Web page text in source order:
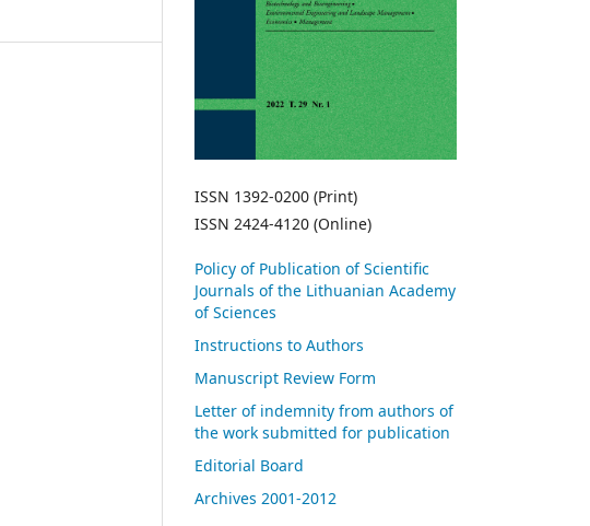
ISSN 1392-0200 (Print)
ISSN 2424-4120 (Online)
Policy of Publication of Scientific
Journals of the Lithuanian Academy
of Sciences
Instructions to Authors
Manuscript Review Form
Letter of indemnity from authors of
the work submitted for publication
Editorial Board
Archives 2001-2012